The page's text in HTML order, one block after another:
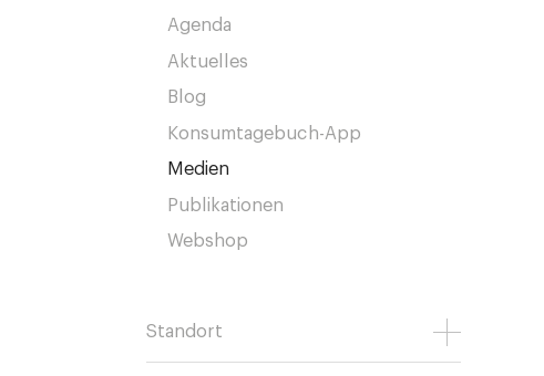
Agenda
Aktuelles
Blog
Konsumtagebuch-App
Medien
Publikationen
Webshop
Standort